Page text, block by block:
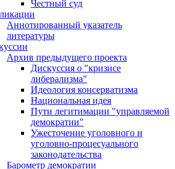
Честный суд
Аннотированный указатель
литературы
Архив предыдущего проекта
Дискуссия о "кризисе
либерализма"
Идеология консерватизма
Национальная идея
Пути легитимации "управляемой
демократии"
Ужесточение уголовного и
уголовно-процесуального
законодательства
Барометр демократии